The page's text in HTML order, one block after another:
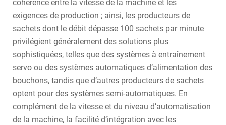
cohérence entre la vitesse de la machine et les
exigences de production ; ainsi, les producteurs de
sachets dont le débit dépasse 100 sachets par minute
privilégient généralement des solutions plus
sophistiquées, telles que des systèmes à entraînement
servo ou des systèmes automatiques d’alimentation des
bouchons, tandis que d’autres producteurs de sachets
optent pour des systèmes semi-automatiques. En
complément de la vitesse et du niveau d’automatisation
de la machine, la facilité d’intégration avec les